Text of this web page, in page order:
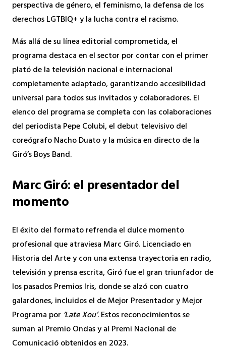
perspectiva de género, el feminismo, la defensa de los
derechos LGTBIQ+ y la lucha contra el racismo.
Más allá de su línea editorial comprometida, el
programa destaca en el sector por contar con el primer
plató de la televisión nacional e internacional
completamente adaptado, garantizando accesibilidad
universal para todos sus invitados y colaboradores. El
elenco del programa se completa con las colaboraciones
del periodista Pepe Colubi, el debut televisivo del
coreógrafo Nacho Duato y la música en directo de la
Giró’s Boys Band.
Marc Giró: el presentador del
momento
El éxito del formato refrenda el dulce momento
profesional que atraviesa Marc Giró. Licenciado en
Historia del Arte y con una extensa trayectoria en radio,
televisión y prensa escrita, Giró fue el gran triunfador de
los pasados Premios Iris, donde se alzó con cuatro
galardones, incluidos el de Mejor Presentador y Mejor
Programa por ‘Late Xou’. Estos reconocimientos se
suman al Premio Ondas y al Premi Nacional de
Comunicació obtenidos en 2023.